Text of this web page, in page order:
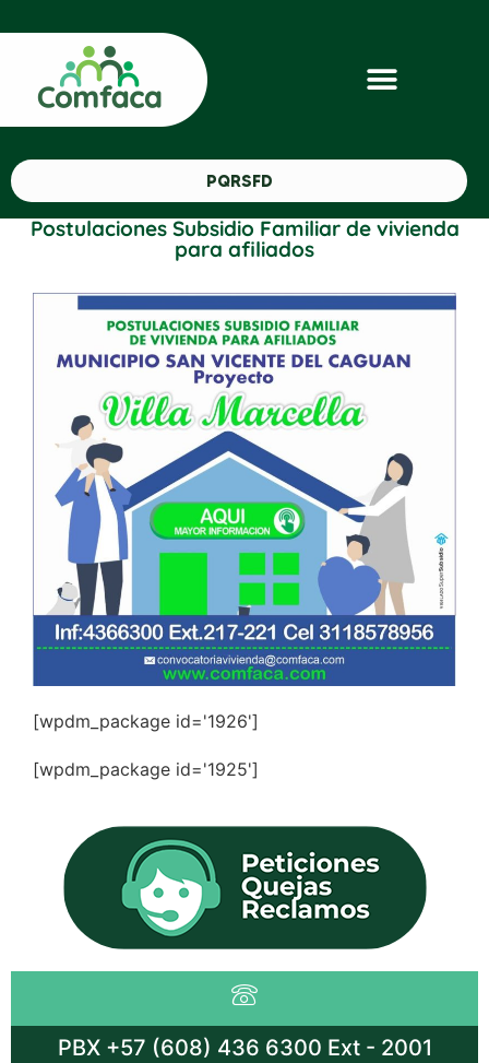
PQRSFD
Postulaciones Subsidio Familiar de vivienda
para afiliados
[wpdm_package id='1926']
[wpdm_package id='1925']
PBX +57 (608) 436 6300 Ext - 2001